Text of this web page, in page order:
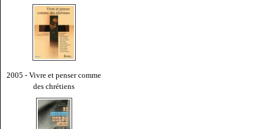
2005 - Vivre et penser comme
des chrétiens